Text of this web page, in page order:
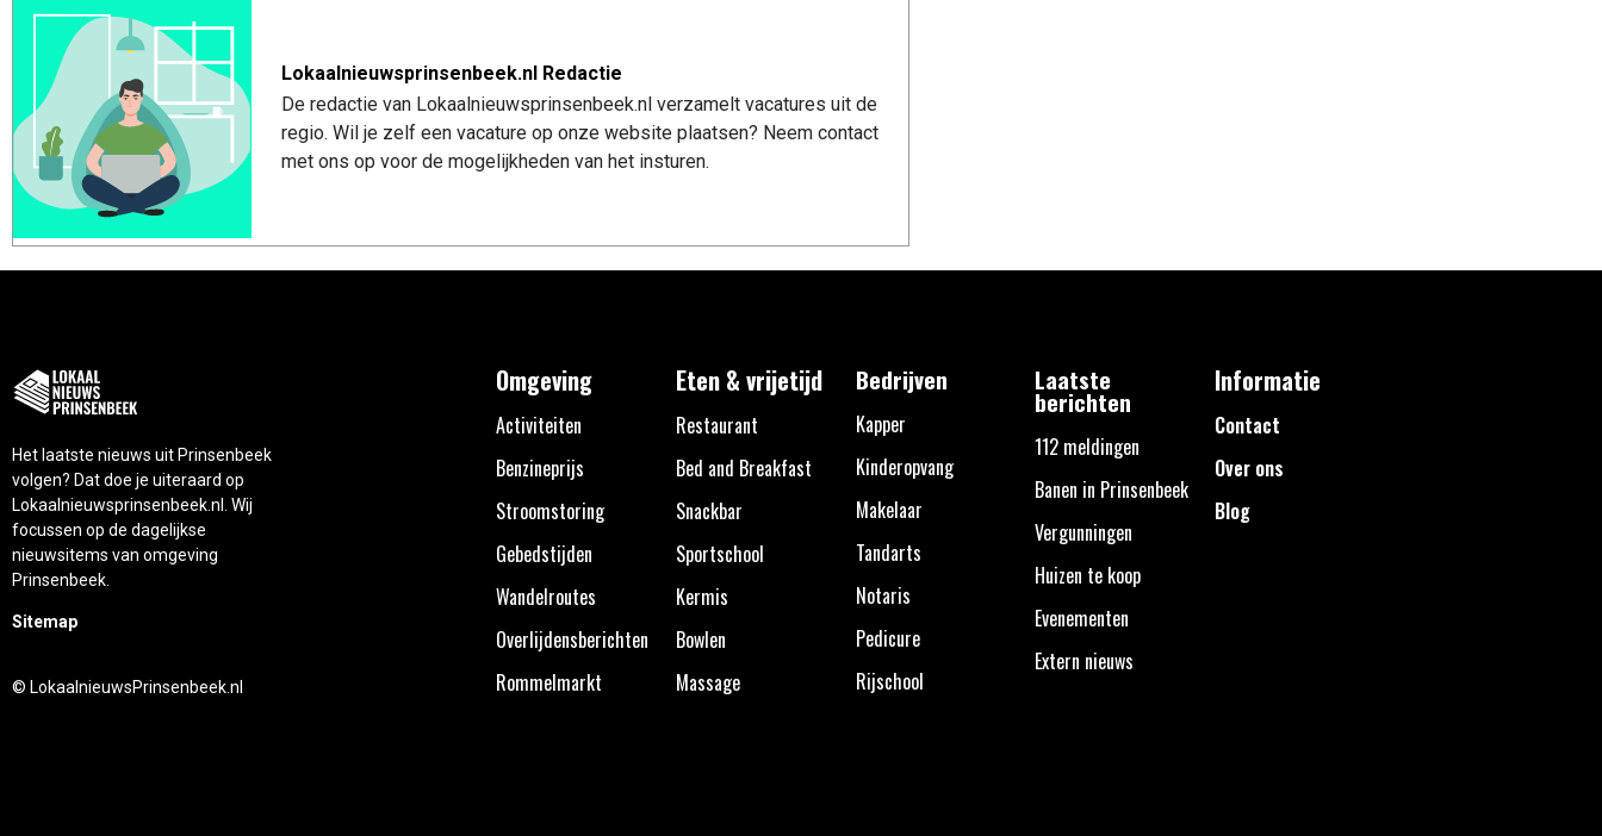
Lokaalnieuwsprinsenbeek.nl Redactie
De redactie van Lokaalnieuwsprinsenbeek.nl verzamelt vacatures uit de
regio. Wil je zelf een vacature op onze website plaatsen? Neem contact
met ons op voor de mogelijkheden van het insturen.
Het laatste nieuws uit Prinsenbeek
volgen? Dat doe je uiteraard op
Lokaalnieuwsprinsenbeek.nl. Wij
focussen op de dagelijkse
nieuwsitems van omgeving
Prinsenbeek.
Sitemap
© LokaalnieuwsPrinsenbeek.nl
Omgeving
Activiteiten
Benzineprijs
Stroomstoring
Gebedstijden
Wandelroutes
Overlijdensberichten
Rommelmarkt
Eten & vrijetijd
Restaurant
Bed and Breakfast
Snackbar
Sportschool
Kermis
Bowlen
Massage
Bedrijven
Kapper
Kinderopvang
Makelaar
Tandarts
Notaris
Pedicure
Rijschool
Laatste
berichten
112 meldingen
Banen in Prinsenbeek
Vergunningen
Huizen te koop
Evenementen
Extern nieuws
Informatie
Contact
Over ons
Blog